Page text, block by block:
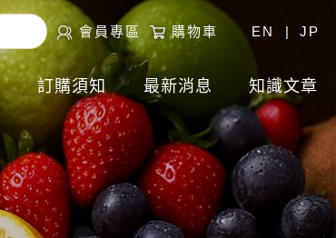
會員專區 購物車 EN | JP
訂購須知 最新消息 知識文章